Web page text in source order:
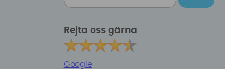
Rejta oss gärna
Google